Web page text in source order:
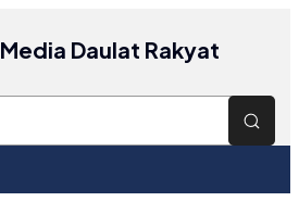
Media Daulat Rakyat